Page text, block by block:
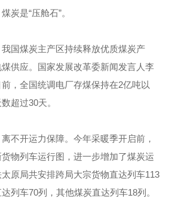
炭是“压舱石”。
我国煤炭主产区持续释放优质煤炭产
供应。国家发展改革委新闻发言人李
，全国统调电厂存煤保持在2亿吨以
超过30天。
不开运力保障。今年采暖季开启前，
物列车运行图，进一步增加了煤炭运
原局共安排跨局大宗货物直达列车113
列车70列，其他煤炭直达列车18列。